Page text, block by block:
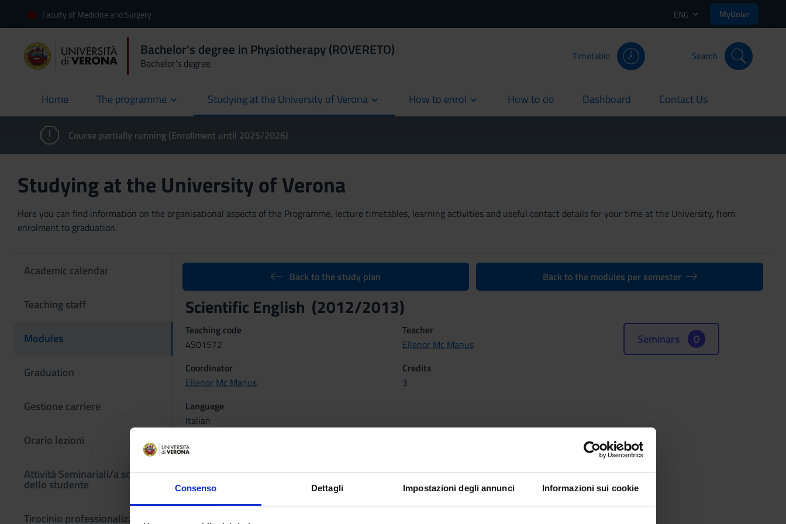
Consenso Dettagli Impostazioni degli annunci Informazioni sui cookie
Faculty of Medicine and Surgery ENG MyUnivr
Bachelor's degree in Physiotherapy (ROVERETO)
Bachelor's degree
Timetable Search
Home
current The programme Studying at the University of Verona How to enrol How to do
current Dashboard
current Contact Us
current
Course partially running (Enrollment until 2025/2026)
Studying at the University of Verona
Here you can find information on the organisational aspects of the Programme, lecture timetables, learning activities and useful contact details for your time at the University, from
enrolment to graduation.
Academic calendar
Teaching staff
Modules
Graduation
Gestione carriere
Orario lezioni
Attività Seminariali/a scelta
dello studente
Tirocinio professionalizzante
Back to the study plan Back to the modules per semester
Scientific English (2012/2013)
Teaching code
4S01572
Teacher
Ellenor Mc Manus
Coordinator
Ellenor Mc Manus
Credits
3
Language
Italian
Scientific Disciplinary Sector (SSD)
L-LIN/12 - LANGUAGE AND TRANSLATION - ENGLISH
Lezioni 1°anno 1° semestre dal Oct 8, 2012 al Dec 14, 2012.
Location
Seminars 0